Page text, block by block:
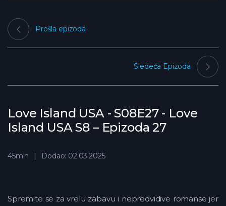
Love Island USA - S08E27 - Love
Island USA S8 – Epizoda 27
Prošla epizoda
Sledeća Epizoda
45min Dodao: 02.03.2025
Spremite se za vrelu zabavu i nepredvidive romanse jer